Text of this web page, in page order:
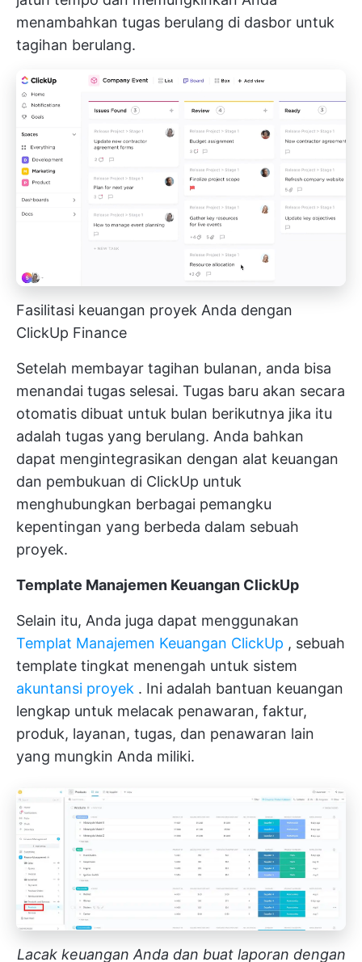
menambahkan tugas berulang di dasbor untuk
tagihan berulang.
Fasilitasi keuangan proyek Anda dengan
ClickUp Finance
Setelah membayar tagihan bulanan, anda bisa
menandai tugas selesai. Tugas baru akan secara
otomatis dibuat untuk bulan berikutnya jika itu
adalah tugas yang berulang. Anda bahkan
dapat mengintegrasikan dengan alat keuangan
dan pembukuan di ClickUp untuk
menghubungkan berbagai pemangku
kepentingan yang berbeda dalam sebuah
proyek.
Template Manajemen Keuangan ClickUp
Selain itu, Anda juga dapat menggunakan
Templat Manajemen Keuangan ClickUp , sebuah
template tingkat menengah untuk sistem
akuntansi proyek . Ini adalah bantuan keuangan
lengkap untuk melacak penawaran, faktur,
produk, layanan, tugas, dan penawaran lain
yang mungkin Anda miliki.
Lacak keuangan Anda dan buat laporan dengan